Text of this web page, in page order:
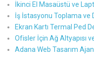
İkinci El Masaüstü ve
İş İstasyonu Toplama ve
Ekran Kartı Termal Ped
Ofisler İçin Ağ Altyapısı
Adana Web Tasarım